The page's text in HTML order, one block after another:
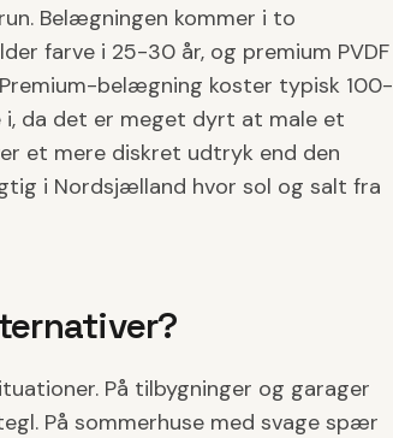
Belægningen kommer i to
farve i 25-30 år, og premium PVDF
belægning koster typisk 100-
da det er meget dyrt at male et
et mere diskret udtryk end den
i Nordsjælland hvor sol og salt fra
På tilbygninger og garager
På sommerhuse med svage spær